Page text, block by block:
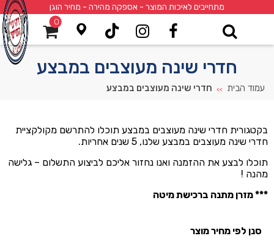
מתחייבים לאיכות המוצר - אספקה מהירה - מחיר הוגן
0
חדרי שינה מעוצבים במבצע
עמוד הבית >> חדרי שינה מעוצבים במבצע
בקטגורית חדרי שינה מעוצבים במבצע תוכלו להתרשם מקולקציית
חדרי שינה מעוצבים במבצע שלנו, 5 שנים אחריות.
תוכלו לבצע את ההזמנה ואנו נחזור אליכם לביצוע התשלום – גלישה
מהנה !
*** מזרן מתנה ברכישת מיטה
סנן לפי מחיר מוצר